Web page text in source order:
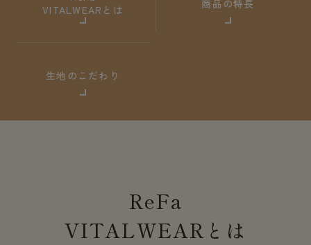
VITALWEARとは
商品の特長
生地のこだわり
ReFa
VITALWEAR とは